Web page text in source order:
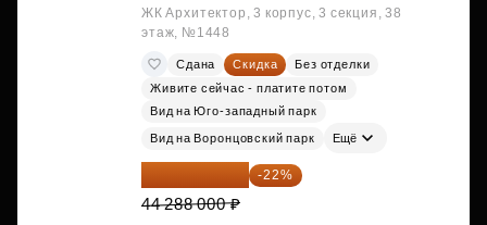
ЖК Архитектор, 3 корпус, 3 секция, 38
этаж, №1448
Сдана Скидка
Без отделки
Живите сейчас - платите потом
Вид на Юго-западный парк
Вид на Воронцовский парк Ещё
34 544 640 ₽ -22%
44 288 000 ₽